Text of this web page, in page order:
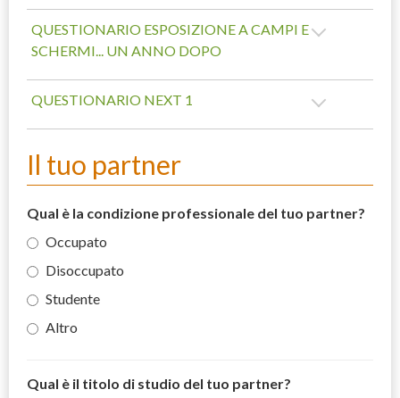
QUESTIONARIO ESPOSIZIONE A CAMPI E
SCHERMI... UN ANNO DOPO
QUESTIONARIO NEXT 1
Il tuo partner
Qual è la condizione professionale del tuo partner?
Occupato
Disoccupato
Studente
Altro
Qual è il titolo di studio del tuo partner?